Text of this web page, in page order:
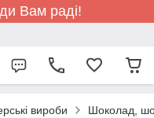
Вам раді!
вироби Шоколад,